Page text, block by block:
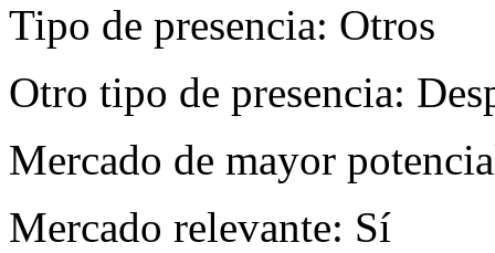
Tipo de presencia: Otros
Otro tipo de presencia:
Mercado de mayor
Mercado relevante: Sí